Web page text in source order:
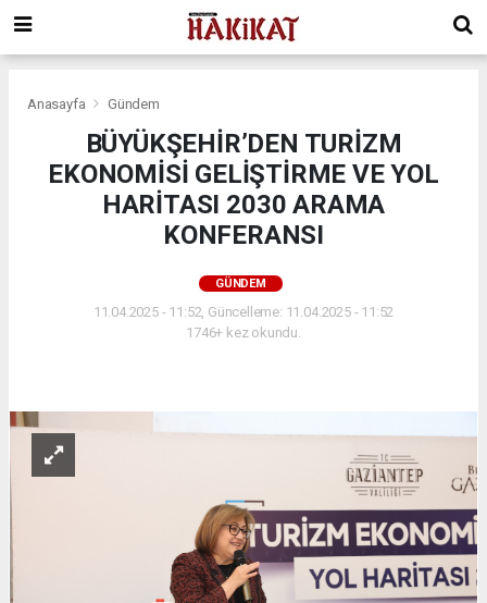
Anasayfa Gündem
BÜYÜKŞEHİR’DEN TURİZM
EKONOMİSİ GELİŞTİRME VE YOL
HARİTASI 2030 ARAMA
KONFERANSI
GÜNDEM
11.04.2025 - 11:52, Güncelleme: 11.04.2025 - 11:52
1746+ kez okundu.